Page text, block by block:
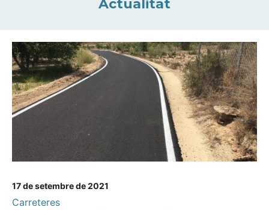
Actualitat
17 de setembre de 2021
Carreteres